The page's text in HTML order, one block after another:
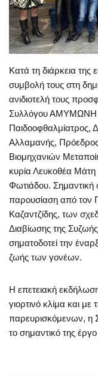
Κατά τη διάρκεια της
συμβολή τους στη
ανιδιοτελή τους
Συλλόγου ΑΜΥΜΩΝΗ
Παιδοοφθαλμίατρος,
Αλλαμανής,
Βιομηχανιών
κυρία Λευκοθέα
Φωτιάδου. Σημαντική
παρουσίαση από τον
Καζαντζίδης, των
Διαβίωσης της
σηματοδοτεί την
ζωής των γονέων.
Η επετειακή
γιορτινό κλίμα και
παρευρισκόμενων, η
το σημαντικό της